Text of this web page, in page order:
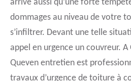
arrive aussi qu’une forte
dommages au niveau de votre
s’infiltrer. Devant une telle
appel en urgence un couvreur. A
Queven entretien est
travaux d’urgence de toiture à